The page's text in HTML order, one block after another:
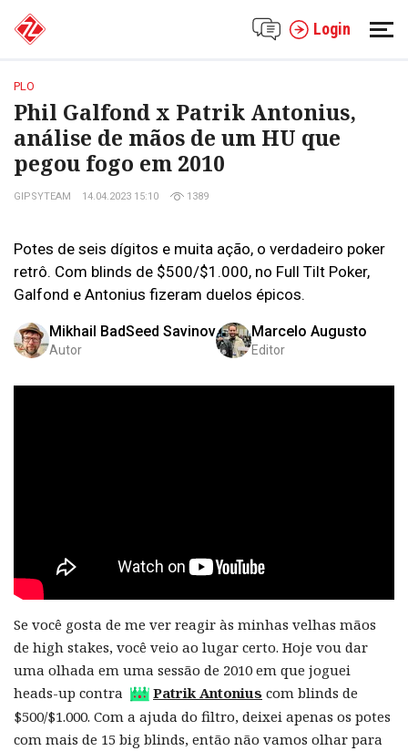
Login
PLO
Phil Galfond x Patrik Antonius,
análise de mãos de um HU que
pegou fogo em 2010
GIPSYTEAM 14.04.2023 15:10 1389
Potes de seis dígitos e muita ação, o verdadeiro poker
retrô. Com blinds de $500/$1.000, no Full Tilt Poker,
Galfond e Antonius fizeram duelos épicos.
Mikhail BadSeed Savinov
Autor
Marcelo Augusto
Editor
Se você gosta de me ver reagir às minhas velhas mãos
de high stakes, você veio ao lugar certo. Hoje vou dar
uma olhada em uma sessão de 2010 em que joguei
heads-up contra
Patrik Antonius com blinds de
$500/$1.000. Com a ajuda do filtro, deixei apenas os potes
com mais de 15 big blinds, então não vamos olhar para